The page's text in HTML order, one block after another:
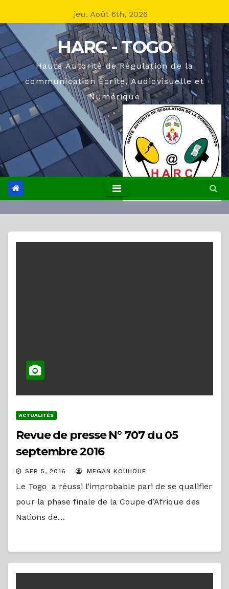
to
content
jeu. Août 6th, 2026
HARC - TOGO
Haute Autorité de Régulation de la
communication Ecrite, Audiovisuelle et
Numérique
ACTUALITÉS
Revue de presse N° 707 du 05
septembre 2016
SEP 5, 2016 MEGAN KOUHOUE
Le Togo a réussi l’improbable pari de se qualifier
pour la phase finale de la Coupe d’Afrique des
Nations de…